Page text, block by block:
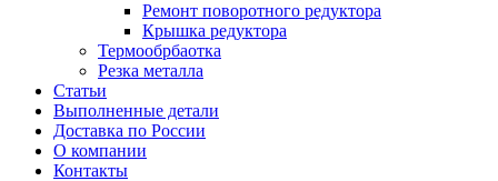
Ремонт поворотного редуктора
Крышка редуктора
Термообрбаотка
Резка металла
Статьи
Выполненные детали
Доставка по России
О компании
Контакты